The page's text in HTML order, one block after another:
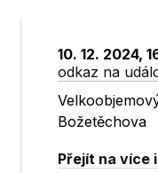
10. 12. 2024,
odkaz na
Božetěchova
Přejít na více